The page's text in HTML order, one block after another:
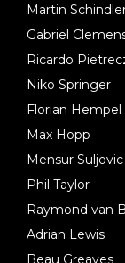
Martin
Gabriel
Ricardo
Niko Springer
Florian Hempel
Max Hopp
Mensur Suljovic
Phil Taylor
Raymond van
Adrian Lewis
Beau Greaves